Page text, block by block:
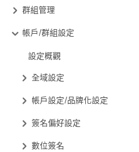
群組管理
帳戶/群組設定
設定概觀
全域設定
帳戶設定/品牌化設定
簽名偏好設定
數位簽名